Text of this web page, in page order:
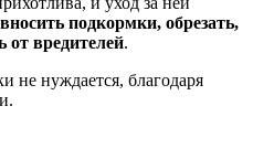
подкормки, обрезать,
от вредителей.
не нуждается, благодаря